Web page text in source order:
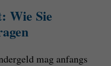
Wie Sie
mag anfangs